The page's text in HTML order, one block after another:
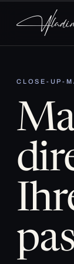
CLOSE-UP-